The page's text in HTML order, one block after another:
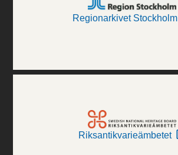
Regionarkivet Stockholm
Riksantikvarieämbetet